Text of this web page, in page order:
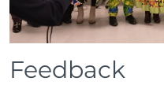
Feedback